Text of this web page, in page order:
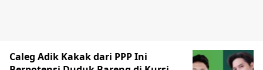
Caleg Adik Kakak dari PPP Ini